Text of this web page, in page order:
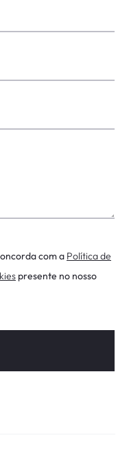
com a Política de
presente no nosso